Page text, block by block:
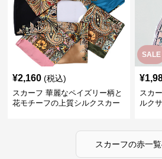
¥2,160 (税込)
スカーフ 華麗なペイズリー柄と
花モチーフの上質シルクスカー
SALE
¥
スカ
ルク
スカーフの赤一